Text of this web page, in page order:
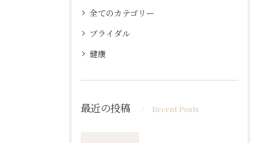
全てのカテゴリー
ブライダル
健康
最近の投稿 Recent Posts